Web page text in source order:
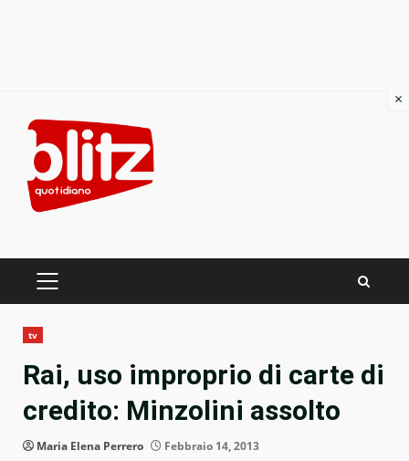
content
PRIMARY
tv
Rai, uso improprio di carte di
credito: Minzolini assolto
Maria Elena Perrero Febbraio 14, 2013
×